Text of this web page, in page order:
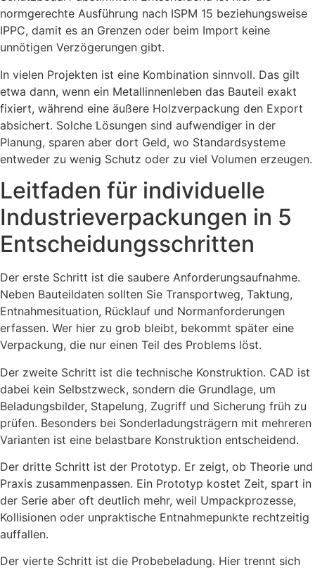
normgerechte Ausführung nach ISPM 15 beziehungsweise
IPPC, damit es an Grenzen oder beim Import keine
unnötigen Verzögerungen gibt.
In vielen Projekten ist eine Kombination sinnvoll. Das gilt
etwa dann, wenn ein Metallinnenleben das Bauteil exakt
fixiert, während eine äußere Holzverpackung den Export
absichert. Solche Lösungen sind aufwendiger in der
Planung, sparen aber dort Geld, wo Standardsysteme
entweder zu wenig Schutz oder zu viel Volumen erzeugen.
Leitfaden für individuelle
Industrieverpackungen in 5
Entscheidungsschritten
Der erste Schritt ist die saubere Anforderungsaufnahme.
Neben Bauteildaten sollten Sie Transportweg, Taktung,
Entnahmesituation, Rücklauf und Normanforderungen
erfassen. Wer hier zu grob bleibt, bekommt später eine
Verpackung, die nur einen Teil des Problems löst.
Der zweite Schritt ist die technische Konstruktion. CAD ist
dabei kein Selbstzweck, sondern die Grundlage, um
Beladungsbilder, Stapelung, Zugriff und Sicherung früh zu
prüfen. Besonders bei Sonderladungsträgern mit mehreren
Varianten ist eine belastbare Konstruktion entscheidend.
Der dritte Schritt ist der Prototyp. Er zeigt, ob Theorie und
Praxis zusammenpassen. Ein Prototyp kostet Zeit, spart in
der Serie aber oft deutlich mehr, weil Umpackprozesse,
Kollisionen oder unpraktische Entnahmepunkte rechtzeitig
auffallen.
Der vierte Schritt ist die Probebeladung. Hier trennt sich